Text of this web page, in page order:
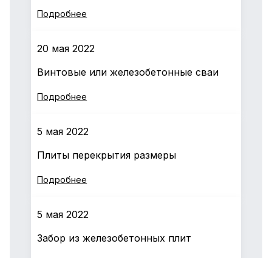
Подробнее
20 мая 2022
Винтовые или железобетонные сваи
Подробнее
5 мая 2022
Плиты перекрытия размеры
Подробнее
5 мая 2022
Забор из железобетонных плит